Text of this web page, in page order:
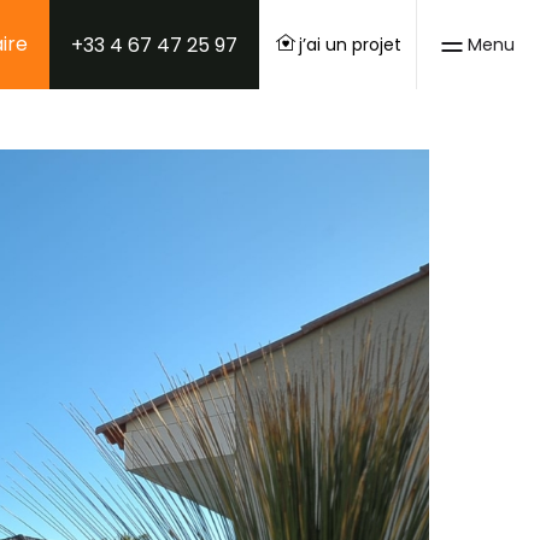
+33 4 67 47 25 97 j’ai un projet Menu